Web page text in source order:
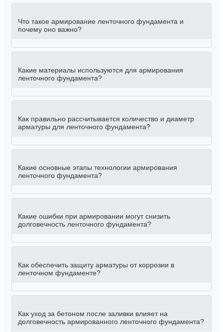
Что такое армирование ленточного фундамента и
почему оно важно?
Какие материалы используются для армирования
ленточного фундамента?
Как правильно рассчитывается количество и диаметр
арматуры для ленточного фундамента?
Какие основные этапы технологии армирования
ленточного фундамента?
Какие ошибки при армировании могут снизить
долговечность ленточного фундамента?
Как обеспечить защиту арматуры от коррозии в
ленточном фундаменте?
Как уход за бетоном после заливки влияет на
долговечность армированного ленточного фундамента?